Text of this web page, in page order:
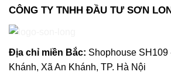
CÔNG TY TNHH ĐẦU TƯ SƠN
Địa chỉ miền Bắc: Shophouse SH109
Khánh, Xã An Khánh, TP. Hà Nội